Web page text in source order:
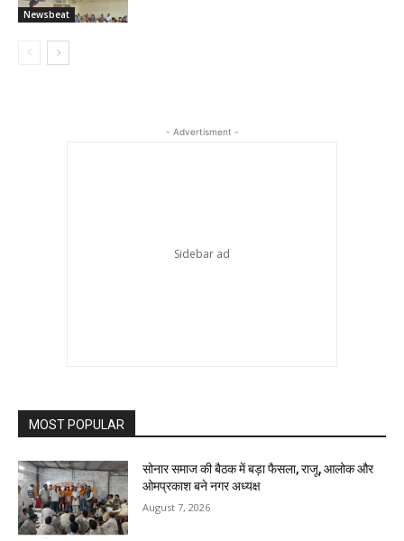
Newsbeat
- Advertisment -
MOST POPULAR
सोनार समाज की बैठक में बड़ा फैसला, राजू, आलोक और
ओमप्रकाश बने नगर अध्यक्ष
August 7, 2026